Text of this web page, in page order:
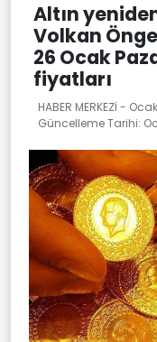
Altın
Volkan
26 Ocak
fiyatları
HABER MERKEZİ -
Güncelleme Tarihi: